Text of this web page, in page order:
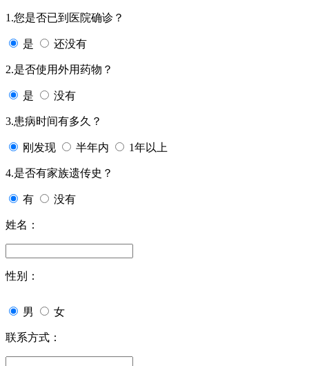
1.您是否已到医院确诊？
是 还没有
2.是否使用外用药物？
是 没有
3.患病时间有多久？
刚发现 半年内 1年以上
4.是否有家族遗传史？
有 没有
姓名：
性别：
男 女
联系方式：